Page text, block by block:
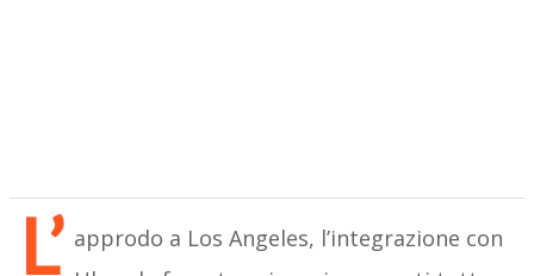
L’ approdo a Los Angeles, l’integrazione con